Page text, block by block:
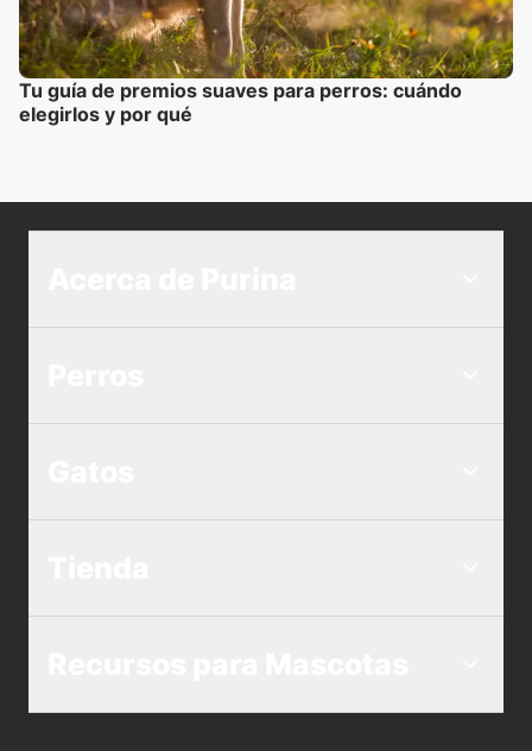
Tu guía de premios suaves para perros: cuándo
elegirlos y por qué